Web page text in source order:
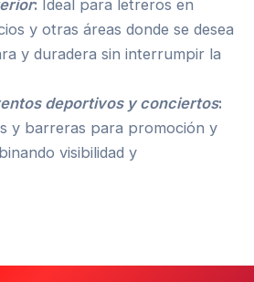
: Ideal para letreros en
y otras áreas donde se desea
y duradera sin interrumpir la
deportivos y conciertos:
y barreras para promoción y
visibilidad y